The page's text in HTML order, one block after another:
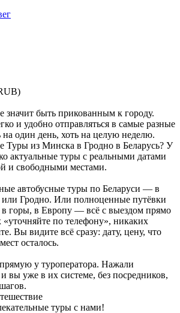
быть прикованным к городу.
и удобно отправляться в самые разные
один день, хоть на целую неделю.
Туры из Минска в Гродно в Беларусь? У
актуальные туры с реальными датами
и свободными местами.
автобусные туры по Беларуси — в
Гродно. Или полноценные путёвки
в горы, в Европу — всё с выездом прямо
по телефону», никаких
Вы видите всё сразу: дату, цену, что
осталось.
у туроператора. Нажали
вы уже в их системе, без посредников,
туры с нами!